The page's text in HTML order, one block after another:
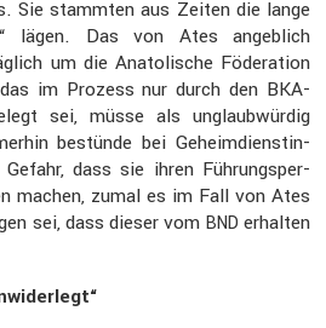
Sie stammten aus Zeiten die lange
lägen. Das von Ates angeb­lich
um die Anato­li­sche Födera­tion
im Prozess nur durch den BKA-
sei, müsse als unglaub­würdig
bestünde bei Geheim­dienst­in­
dass sie ihren Führungs­per­
machen, zumal es im Fall von Ates
sei, dass dieser vom BND erhalten